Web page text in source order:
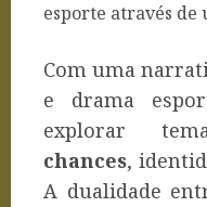
esporte através de
Com uma
e drama
explorar
chances,
A dualidade